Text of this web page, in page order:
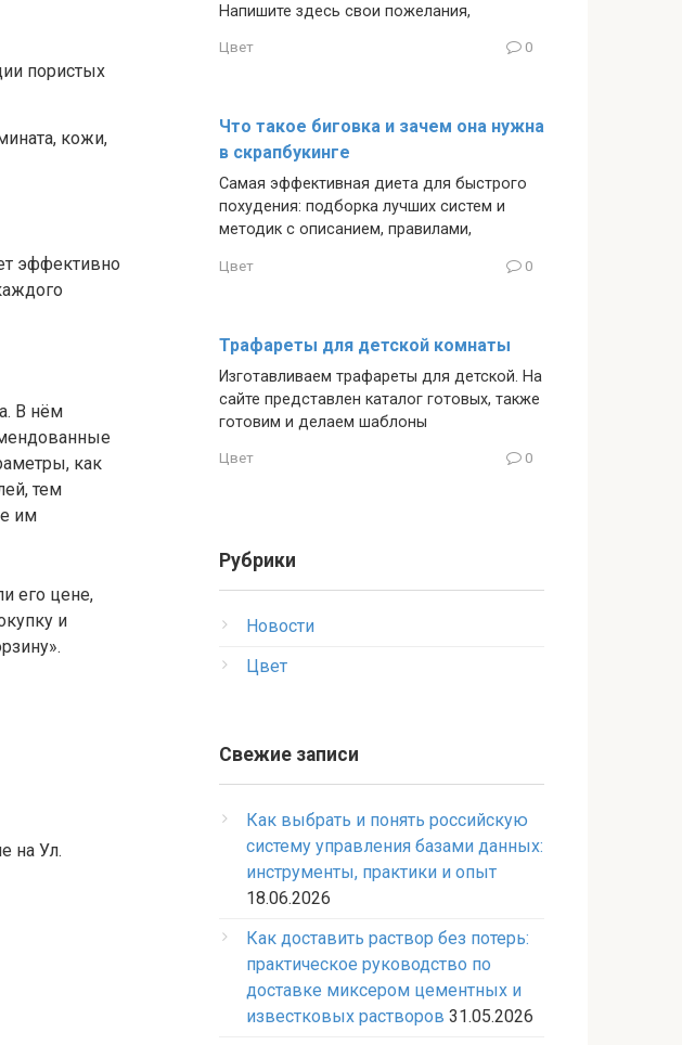
пористых
кожи,
эффективно
В нём
как
тем
им
его цене,
и
на Ул.
Напишите здесь свои пожелания,
Цвет 0
Что такое биговка и зачем она нужна
в скрапбукинге
Самая эффективная диета для быстрого
похудения: подборка лучших систем и
методик с описанием, правилами,
Цвет 0
Трафареты для детской комнаты
Изготавливаем трафареты для детской. На
сайте представлен каталог готовых, также
готовим и делаем шаблоны
Цвет 0
Рубрики
Новости
Цвет
Свежие записи
Как выбрать и понять российскую
систему управления базами данных:
инструменты, практики и опыт
18.06.2026
Как доставить раствор без потерь:
практическое руководство по
доставке миксером цементных и
известковых растворов 31.05.2026